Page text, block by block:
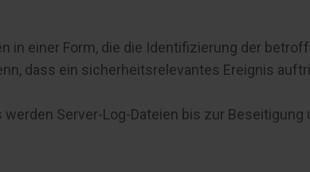
in einer Form, die die Identifizierung der
dass ein sicherheitsrelevantes Ereignis
Server-Log-Dateien bis zur